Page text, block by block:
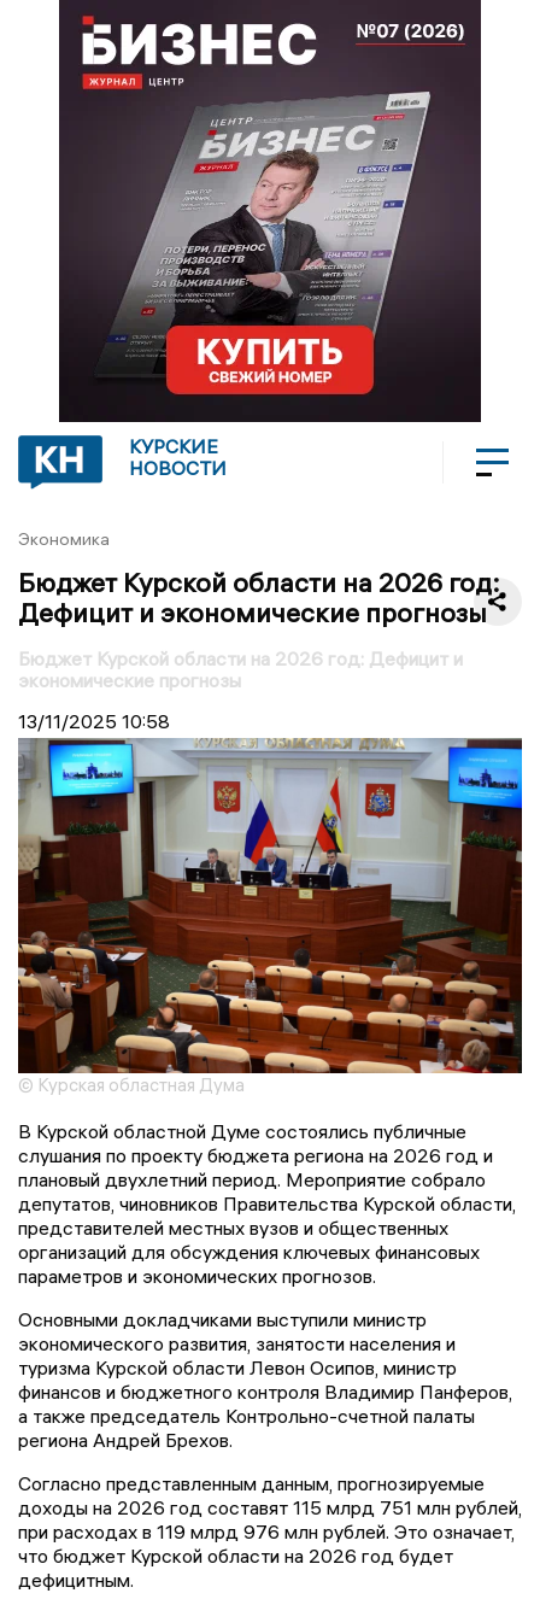
КУРСКИЕ
НОВОСТИ
Экономика
Бюджет Курской области на 2026 год:
Дефицит и экономические прогнозы
Бюджет Курской области на 2026 год: Дефицит и
экономические прогнозы
13/11/2025 10:58
© Курская областная Дума
В Курской областной Думе состоялись публичные
слушания по проекту бюджета региона на 2026 год и
плановый двухлетний период. Мероприятие собрало
депутатов, чиновников Правительства Курской области,
представителей местных вузов и общественных
организаций для обсуждения ключевых финансовых
параметров и экономических прогнозов.
Основными докладчиками выступили министр
экономического развития, занятости населения и
туризма Курской области Левон Осипов, министр
финансов и бюджетного контроля Владимир Панферов,
а также председатель Контрольно-счетной палаты
региона Андрей Брехов.
Согласно представленным данным, прогнозируемые
доходы на 2026 год составят 115 млрд 751 млн рублей,
при расходах в 119 млрд 976 млн рублей. Это означает,
что бюджет Курской области на 2026 год будет
дефицитным.